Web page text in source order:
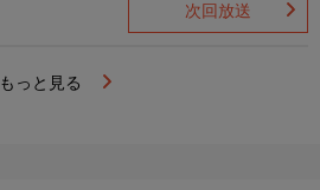
次回放送
もっと見る